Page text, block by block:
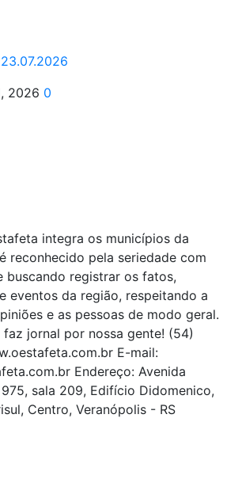
2026 0
integra os municípios da
reconhecido pela seriedade com
buscando registrar os fatos,
eventos da região, respeitando a
e as pessoas de modo geral.
faz jornal por nossa gente! (54)
E-mail:
Endereço: Avenida
sala 209, Edifício Didomenico,
Centro, Veranópolis - RS